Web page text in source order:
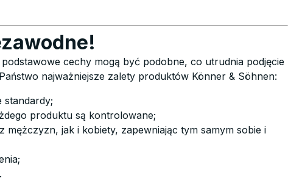
cechy mogą być podobne, co utrudnia podjęcie
najważniejsze zalety produktów Könner & Söhnen:
standardy;
produktu są kontrolowane;
jak i kobiety, zapewniając tym samym sobie i